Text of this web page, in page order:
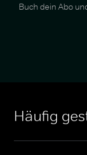
Buch dein Abo
Häufig